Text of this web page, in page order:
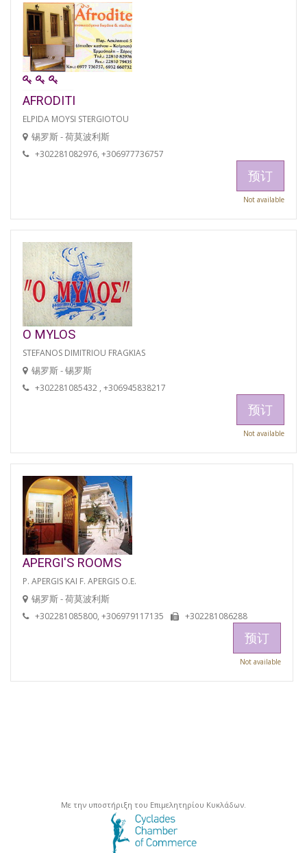
AFRODITI
ELPIDA MOYSI STERGIOTOU
锡罗斯 - 荷莫波利斯
+302281082976, +306977736757
预订
Not available
O MYLOS
STEFANOS DIMITRIOU FRAGKIAS
锡罗斯 - 锡罗斯
+302281085432 , +306945838217
预订
Not available
APERGI'S ROOMS
P. APERGIS KAI F. APERGIS O.E.
锡罗斯 - 荷莫波利斯
+302281085800, +306979117135 +302281086288
预订
Not available
Με την υποστήριξη του Επιμελητηρίου Κυκλάδων.